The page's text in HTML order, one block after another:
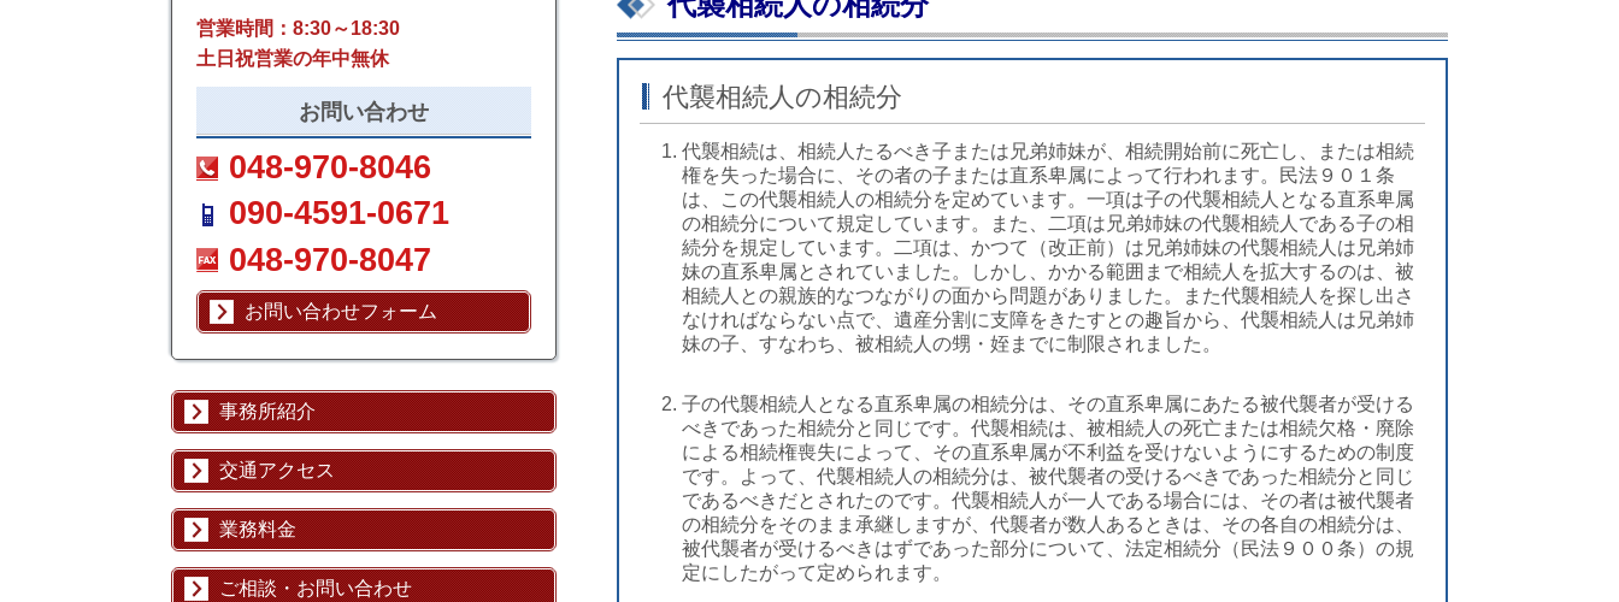
代襲相続人の相続分
代襲相続は、相続人たるべき子または兄弟姉妹が、相続開始前に死亡し、または相続
権を失った場合に、その者の子または直系卑属によって行われます。民法９０１条
は、この代襲相続人の相続分を定めています。一項は子の代襲相続人となる直系卑属
の相続分について規定しています。また、二項は兄弟姉妹の代襲相続人である子の相
続分を規定しています。二項は、かつて（改正前）は兄弟姉妹の代襲相続人は兄弟姉
妹の直系卑属とされていました。しかし、かかる範囲まで相続人を拡大するのは、被
相続人との親族的なつながりの面から問題がありました。また代襲相続人を探し出さ
なければならない点で、遺産分割に支障をきたすとの趣旨から、代襲相続人は兄弟姉
妹の子、すなわち、被相続人の甥・姪までに制限されました。
子の代襲相続人となる直系卑属の相続分は、その直系卑属にあたる被代襲者が受ける
べきであった相続分と同じです。代襲相続は、被相続人の死亡または相続欠格・廃除
による相続権喪失によって、その直系卑属が不利益を受けないようにするための制度
です。よって、代襲相続人の相続分は、被代襲者の受けるべきであった相続分と同じ
であるべきだとされたのです。代襲相続人が一人である場合には、その者は被代襲者
の相続分をそのまま承継しますが、代襲者が数人あるときは、その各自の相続分は、
被代襲者が受けるべきはずであった部分について、法定相続分（民法９００条）の規
定にしたがって定められます。
営業時間：8:30～18:30
土日祝営業の年中無休
お問い合わせ
048-970-8046
090-4591-0671
048-970-8047
お問い合わせフォーム
事務所紹介
交通アクセス
業務料金
ご相談・お問い合わせ